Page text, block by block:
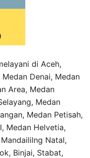
di Aceh,
Denai, Medan
Area, Medan
Medan
Medan Petisah,
Medan Helvetia,
Natal,
Binjai, Stabat,